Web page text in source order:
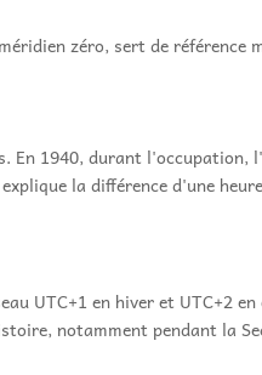
zéro, sert de référence
En 1940, durant l'occupation,
la différence d'une
UTC+1 en hiver et UTC+2
notamment pendant la